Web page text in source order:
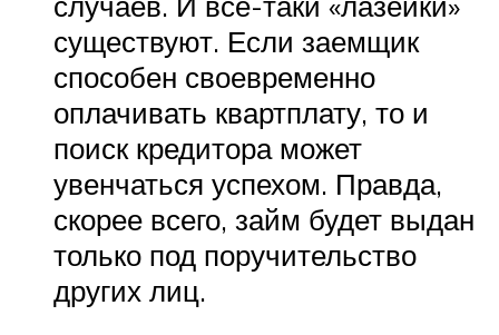
существуют. Если заемщик
способен своевременно
оплачивать квартплату, то и
поиск кредитора может
увенчаться успехом. Правда,
скорее всего, займ будет выдан
только под поручительство
других лиц.